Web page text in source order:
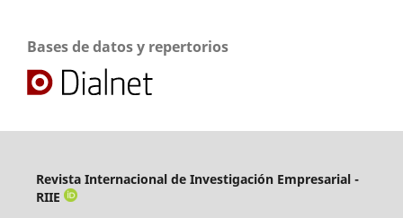
Bases de datos y repertorios
Revista Internacional de Investigación Empresarial -
RIIE